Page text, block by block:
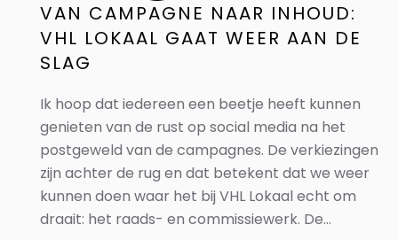
VAN CAMPAGNE NAAR INHOUD:
VHL LOKAAL GAAT WEER AAN DE
SLAG
Ik hoop dat iedereen een beetje heeft kunnen
genieten van de rust op social media na het
postgeweld van de campagnes. De verkiezingen
zijn achter de rug en dat betekent dat we weer
kunnen doen waar het bij VHL Lokaal echt om
draait: het raads- en commissiewerk. De...